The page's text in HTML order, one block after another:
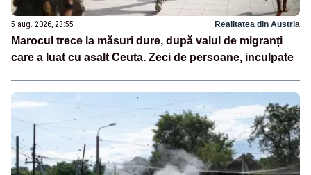
5 aug. 2026, 23:55 Realitatea din Austria
Marocul trece la măsuri dure, după valul de migranți
care a luat cu asalt Ceuta. Zeci de persoane, inculpate